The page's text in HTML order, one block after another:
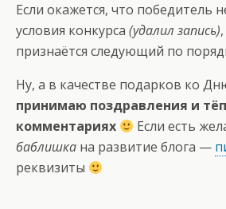
Если окажется, что победитель
условия конкурса (удалил запись)
признаётся следующий по
Ну, а в качестве подарков ко
принимаю поздравления и
комментариях
Если есть
баблишка на развитие блога —
реквизиты